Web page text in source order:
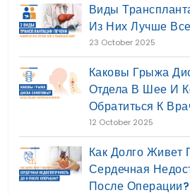
Виды
Из Них Лучше
23 October 2025
Каковы Грыжа
Отдела В Шее И
Обратиться К
12 October 2025
Как Долго Живет
Сердечная
После Операции?